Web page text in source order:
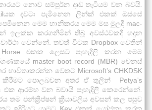
නොව සම්පූර්න දෘඩ තැටියම වන බවයි.
දවටා පැමිනෙන ලින්ක් එකක් ඔස්සේ
මෙම හානිකරය මෙම මස මුලදී mac-
ඉලක්ක කරගනිමින් තිබූ අවස්ථවකදී හදුන
වෙන්නේ. තවත් විටක Dropbox වෙතින්
Horse එකක ලෙසට පැහැදිලි කරන මෙම
master boot record (MBR) වෙනස්
වෙතට Microsoft’s CHKDSK
කිරීමට පොලබවන අතර ඒ තුලින් Petya’s
එක ආරම්භ වන බවායි පැහැදිලි කෙරෙන්නේ.
තම එන්ක්‍රිප්ෂන් ක්‍රියාවලිය අවසන් කල පසුව